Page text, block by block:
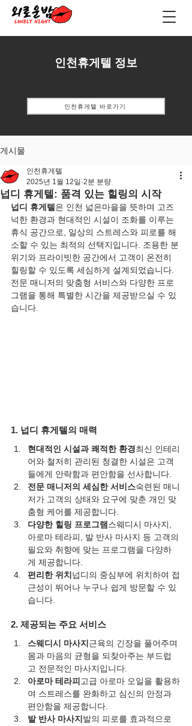
인천휴게텔 정보
인천휴게텔 바로가기
게시물
넙디 휴게텔: 품격 있는 힐링의 시작
인천휴게텔
2025년 1월 12일 2분 분량
넙디 휴게텔 은 인천 넓은마을을 뜻하며 고즈
넉한 환경과 현대적인 시설이 조화를 이루는
휴식 공간으로, 일상의 스트레스와 피로를 해
소할 수 있는 최적의 선택지입니다. 조용한 분
위기와 프라이빗한 공간에서 고객이 온전히
힐링할 수 있도록 세심하게 설계되었습니다.
전문 매니저의 맞춤형 서비스와 다양한 프로
그램을 통해 특별한 시간을 제공받으실 수 있
습니다.
1. 넙디 휴게텔의 매력
현대적인 시설과 쾌적한 환경최신 인테리
어와 철저히 관리된 청결한 시설은 고객
들에게 안락함과 편안함을 선사합니다.
전문 매니저의 세심한 서비스숙련된 매니
저가 고객의 상태와 요구에 맞춘 개인 맞
춤형 케어를 제공합니다.
다양한 힐링 프로그램 스웨디시 마사지,
아로마 테라피, 발 반사 마사지 등 고객의
필요와 취향에 맞는 프로그램을 다양하
게 제공합니다.
편리한 위치 넙디의 중심부에 위치하여 접
근성이 뛰어나 누구나 쉽게 방문할 수 있
습니다.
2. 제공되는 주요 서비스
스웨디시 마사지 근육의 긴장을 풀어주며
몸과 마음의 균형을 되찾아주는 부드럽
고 전문적인 마사지입니다.
아로마 테라피 고급 아로마 오일을 활용하
여 스트레스를 완화하고 심신의 안정과
편안함을 제공합니다.
발 반사 마사지 발의 피로를 효과적으로